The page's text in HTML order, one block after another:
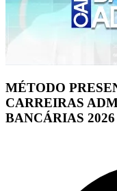
MÉTODO
CARREIRAS
BANCÁRIAS 2026